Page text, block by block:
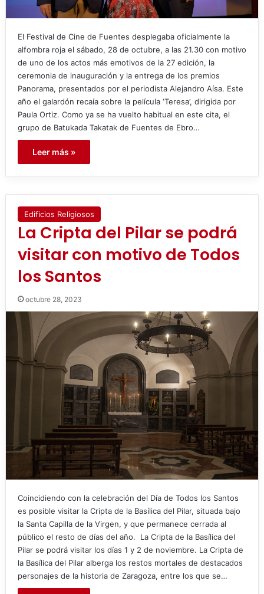
El Festival de Cine de Fuentes desplegaba oficialmente la
alfombra roja el sábado, 28 de octubre, a las 21.30 con motivo
de uno de los actos más emotivos de la 27 edición, la
ceremonia de inauguración y la entrega de los premios
Panorama, presentados por el periodista Alejandro Aísa. Este
año el galardón recaía sobre la película ‘Teresa’, dirigida por
Paula Ortiz. Como ya se ha vuelto habitual en este cita, el
grupo de Batukada Takatak de Fuentes de Ebro…
Leer más »
Edificios Religiosos
La Cripta del Pilar se podrá
visitar con motivo de Todos
los Santos
octubre 28, 2023
Coincidiendo con la celebración del Día de Todos los Santos
es posible visitar la Cripta de la Basílica del Pilar, situada bajo
la Santa Capilla de la Virgen, y que permanece cerrada al
público el resto de días del año. La Cripta de la Basílica del
Pilar se podrá visitar los días 1 y 2 de noviembre. La Cripta de
la Basílica del Pilar alberga los restos mortales de destacados
personajes de la historia de Zaragoza, entre los que se…